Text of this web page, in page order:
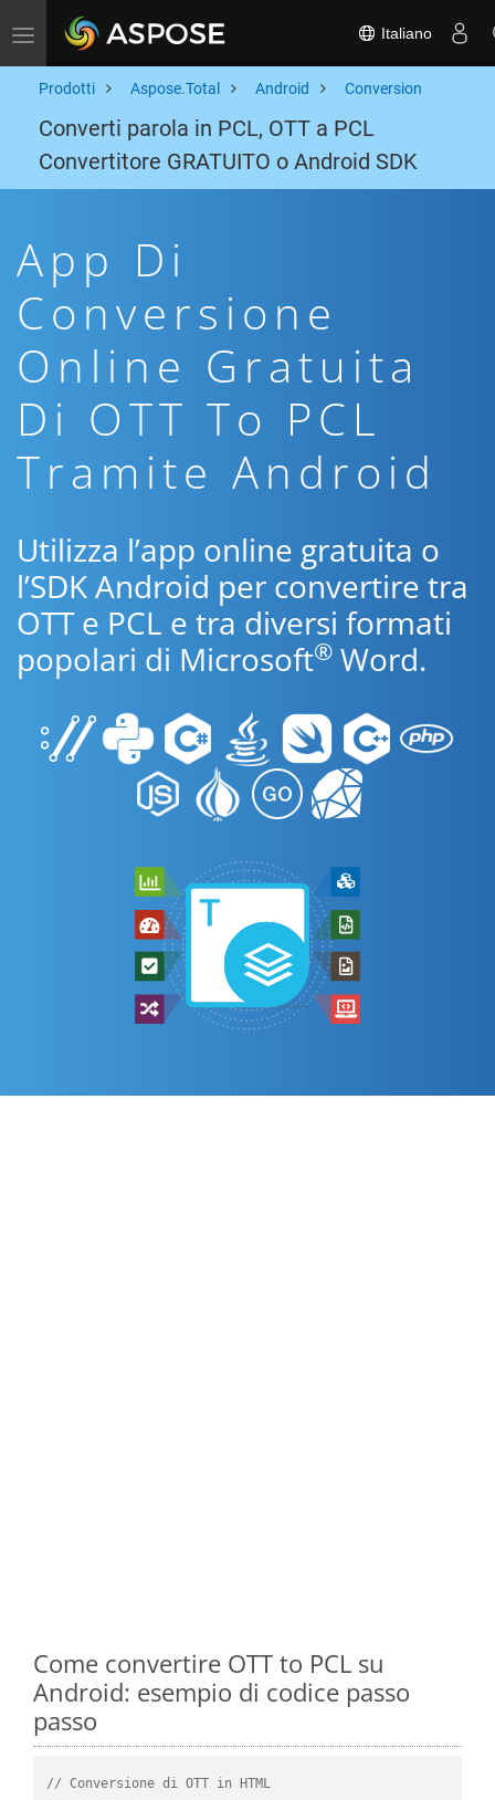
Toggle navigation Italiano
Prodotti Aspose.Total Android Conversion
Converti parola in PCL, OTT a PCL
Convertitore GRATUITO o Android SDK
App Di
Conversione
Online Gratuita
Di OTT To PCL
Tramite Android
Utilizza l’app online gratuita o
l’SDK Android per convertire tra
OTT e PCL e tra diversi formati
popolari di Microsoft® Word.
Come convertire OTT to PCL su
Android: esempio di codice passo
passo
// Conversione di OTT in HTML